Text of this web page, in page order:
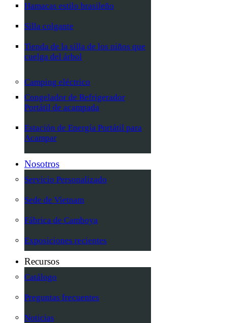
Hamacas estilo brasileño
Silla colgante
Tienda de la silla de los niños que
cuelga del árbol
Camping eléctrico
Congelador de Refrigerador
Portátil de acampada
Estación de Energía Portátil para
Acampar
Nosotros
Servicio Personalizado
Sede de Vietnam
Fábrica de Camboya
Exposiciones recientes
Recursos
Catálogo
Preguntas frecuentes
Noticias